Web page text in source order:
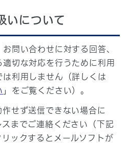
いについて
問い合わせに対する回答、
切な対応を行うために利用
は利用しません（詳しくは
」をご覧ください）。
せず送信できない場合に
までご連絡ください（下記
ックするとメールソフトが